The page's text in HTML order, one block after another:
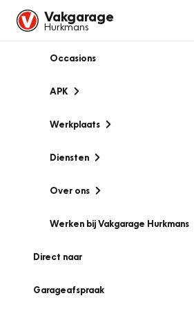
Vakgarage
Hurkmans
Occasions
APK
Werkplaats
Diensten
Over ons
Werken bij Vakgarage Hurkmans
Direct naar
Garageafspraak